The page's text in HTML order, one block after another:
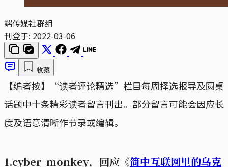
端传媒社群组
刊登于: 2022-03-06
收藏
【编者按】“读者评论精选”栏目每周择选报导及圆桌
话题中十条精彩读者留言刊出。部分留言可能会因应长
度及语意清晰作节录或编辑。
1.cyber_monkey，回应《简中互联网里的乌克